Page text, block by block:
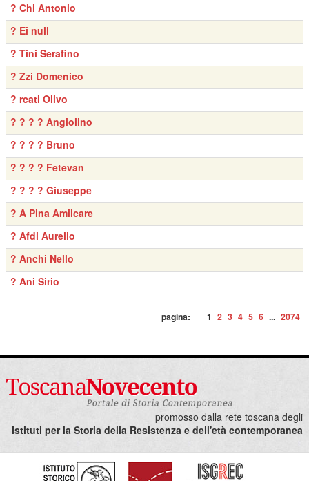
? Chi Antonio
? Ei null
? Tini Serafino
? Zzi Domenico
? rcati Olivo
? ? ? ? Angiolino
? ? ? ? Bruno
? ? ? ? Fetevan
? ? ? ? Giuseppe
? A Pina Amilcare
? Afdi Aurelio
? Anchi Nello
? Ani Sirio
pagina: 1 2 3 4 5 6 ... 2074
promosso dalla rete toscana degli
Istituti per la Storia della Resistenza e dell'età contemporanea